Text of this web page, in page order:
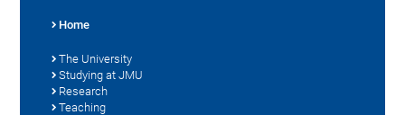
Home
The University
Studying at JMU
Research
Teaching